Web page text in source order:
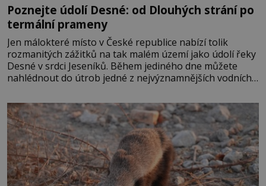
Poznejte údolí Desné: od Dlouhých strání po
termální prameny
Jen málokteré místo v České republice nabízí tolik
rozmanitých zážitků na tak malém území jako údolí řeky
Desné v srdci Jeseníků. Během jediného dne můžete
nahlédnout do útrob jedné z nejvýznamnějších vodních
se na koloběžce a den zakončit poznáváním památek ve
Velkých Losinách nebo v termálním